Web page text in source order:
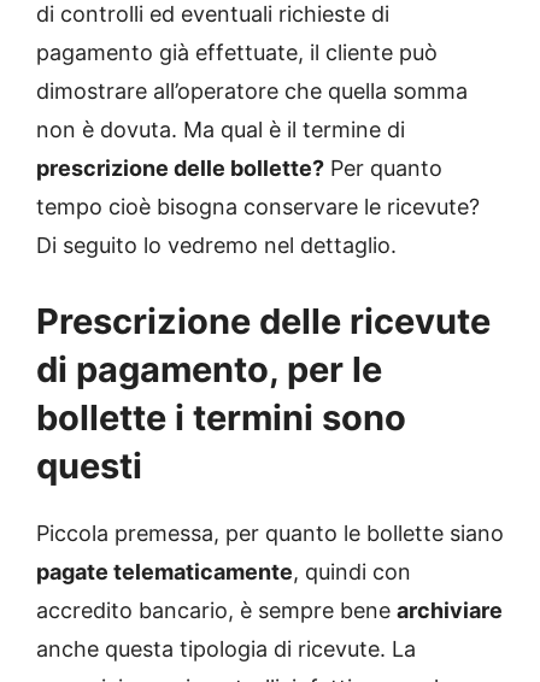
di controlli ed eventuali richieste di
pagamento già effettuate, il cliente può
dimostrare all’operatore che quella somma
non è dovuta. Ma qual è il termine di
prescrizione delle bollette? Per quanto
tempo cioè bisogna conservare le ricevute?
Di seguito lo vedremo nel dettaglio.
Prescrizione delle ricevute
di pagamento, per le
bollette i termini sono
questi
Piccola premessa, per quanto le bollette siano
pagate telematicamente, quindi con
accredito bancario, è sempre bene archiviare
anche questa tipologia di ricevute. La